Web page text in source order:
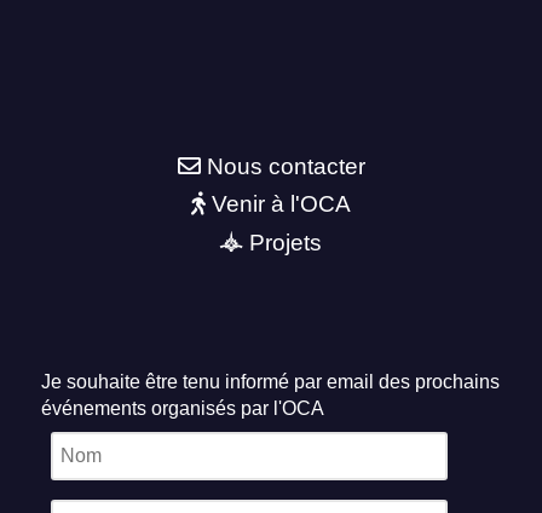
Nous contacter
Venir à l'OCA
Projets
Je souhaite être tenu informé par email des prochains
événements organisés par l'OCA